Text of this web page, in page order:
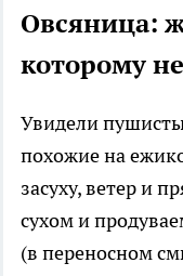
Овсяница:
которому
Увидели
похожие на
засуху, ветер и
сухом и
(в переносном